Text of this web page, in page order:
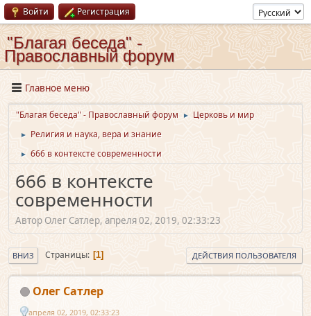
Войти Регистрация
"Благая беседа" -
Православный форум
Главное меню
"Благая беседа" - Православный форум ► Церковь и мир
► Религия и наука, вера и знание
► 666 в контексте современности
666 в контексте
современности
Автор Олег Сатлер, апреля 02, 2019, 02:33:23
ВНИЗ Страницы 1 ДЕЙСТВИЯ ПОЛЬЗОВАТЕЛЯ
Олег Сатлер
апреля 02, 2019, 02:33:23